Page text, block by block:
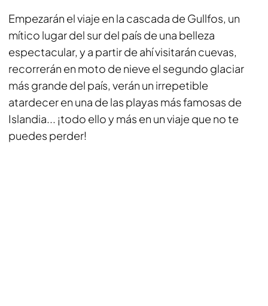
Empezarán el viaje en la cascada de Gullfos, un
mítico lugar del sur del país de una belleza
espectacular, y a partir de ahí visitarán cuevas,
recorrerán en moto de nieve el segundo glaciar
más grande del país, verán un irrepetible
atardecer en una de las playas más famosas de
Islandia... ¡todo ello y más en un viaje que no te
puedes perder!